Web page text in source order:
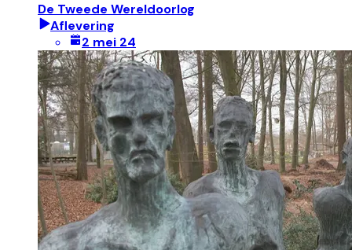
De Tweede Wereldoorlog
Aflevering
2 mei 24